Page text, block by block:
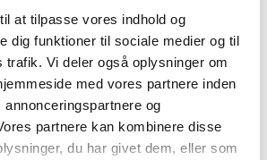
at tilpasse vores indhold og
dig funktioner til sociale medier og til
trafik. Vi deler også oplysninger om
med vores partnere inden
og
partnere kan kombinere disse
du har givet dem, eller som
VARENUMMER
6568388